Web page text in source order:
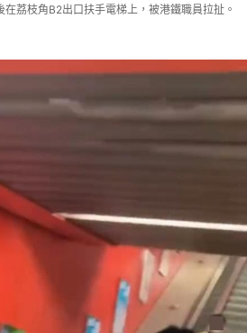
荔枝角B2出口扶手電梯上，被港鐵職員拉扯。